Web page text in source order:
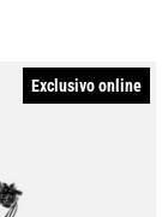
Exclusivo online